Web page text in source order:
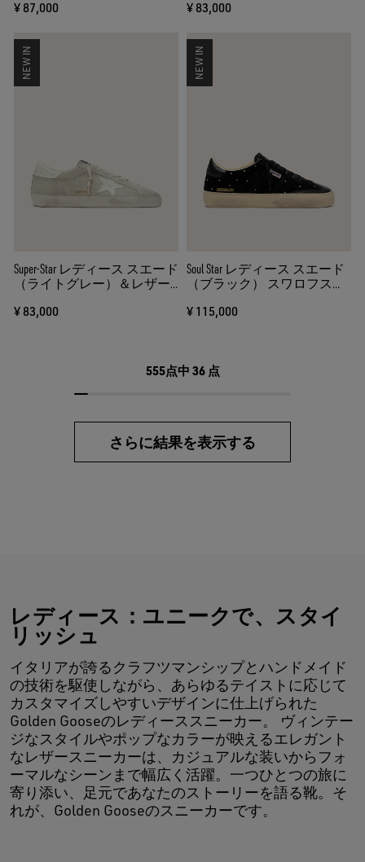
¥ 87,000 ¥ 83,000
NEW IN
Super-Star レディース スエード
（ライトグレー）＆レザー
¥ 83,000
NEW IN
Soul Star レディース スエード
（ブラック） スワロフスキ
¥ 115,000
555点中 36 点
さらに結果を表示する
レディース：ユニークで、スタイ
リッシュ
イタリアが誇るクラフツマンシップとハンドメイド
の技術を駆使しながら、あらゆるテイストに応じて
カスタマイズしやすいデザインに仕上げられた
Golden Gooseのレディーススニーカー。 ヴィンテー
ジなスタイルやポップなカラーが映えるエレガント
なレザースニーカーは、カジュアルな装いからフォ
ーマルなシーンまで幅広く活躍。一つひとつの旅に
寄り添い、足元であなたのストーリーを語る靴。そ
れが、Golden Gooseのスニーカーです。